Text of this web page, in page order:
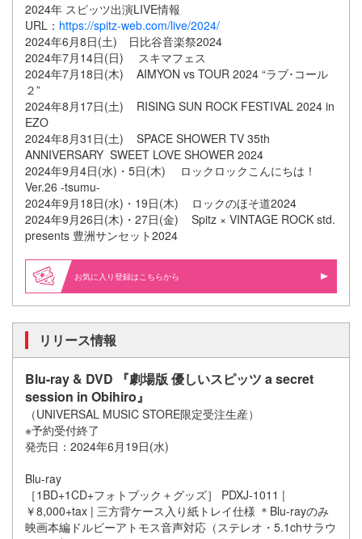
2024年 スピッツ出演LIVE情報
URL： https://spitz-web.com/live/2024/
2024年6月8日(土) 日比谷音楽祭2024
2024年7月14日(日) スキマフェス
2024年7月18日(木) AIMYON vs TOUR 2024 “ラブ･コール
２”
2024年8月17日(土) RISING SUN ROCK FESTIVAL 2024 in
EZO
2024年8月31日(土) SPACE SHOWER TV 35th
ANNIVERSARY SWEET LOVE SHOWER 2024
2024年9月4日(水)・5日(木) ロックロックこんにちは！
Ver.26 -tsumu-
2024年9月18日(水)・19日(木) ロックのほそ道2024
2024年9月26日(木)・27日(金) Spitz × VINTAGE ROCK std.
presents 豊洲サンセット2024
お気に入り登録はこちらから
リリース情報
Blu-ray & DVD 『劇場版 優しいスピッツ a secret
session in Obihiro』
（UNIVERSAL MUSIC STORE限定受注生産）
※予約受付終了
発売日：2024年6月19日(水)
Blu-ray
［1BD+1CD+フォトブック＋グッズ］ PDXJ-1011 |
￥8,000+tax | 三方背ケース入り紙トレイ仕様 ＊Blu-rayのみ
映画本編ドルビーアトモス音声対応（ステレオ・5.1chサラウ